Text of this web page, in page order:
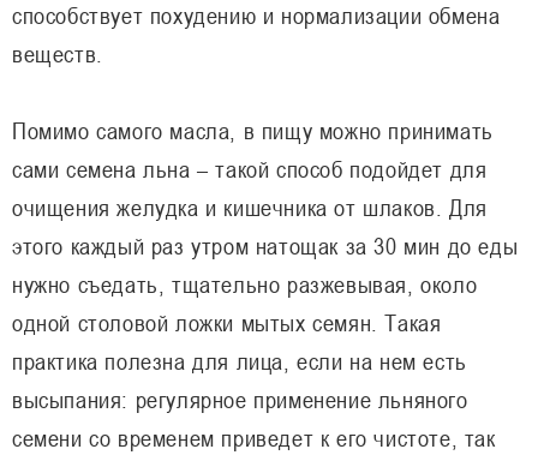
способствует похудению и нормализации обмена
веществ.
Помимо самого масла, в пищу можно принимать
сами семена льна – такой способ подойдет для
очищения желудка и кишечника от шлаков. Для
этого каждый раз утром натощак за 30 мин до еды
нужно съедать, тщательно разжевывая, около
одной столовой ложки мытых семян. Такая
практика полезна для лица, если на нем есть
высыпания: регулярное применение льняного
семени со временем приведет к его чистоте, так